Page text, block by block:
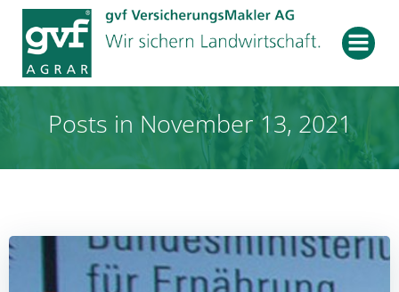
Zum
Inhalt
springen
Posts in November 13, 2021